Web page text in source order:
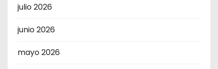
julio 2026
junio 2026
mayo 2026